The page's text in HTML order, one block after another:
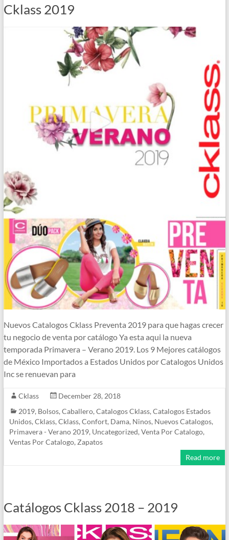
Cklass 2019
Nuevos Catalogos Cklass Preventa 2019 para que hagas crecer
tu negocio de venta por catálogo Ya esta aqui la nueva
temporada Primavera – Verano 2019. Los 9 Mejores catálogos
de México Importados a Estados Unidos por Catalogos Unidos
Inc se renuevan para
Cklass
December 28, 2018
2019, Bolsos, Caballero, Catalogos Cklass, Catalogos Estados
Unidos, Cklass, Cklass, Confort, Dama, Ninos, Nuevos Catalogos,
Primavera - Verano 2019, Uncategorized, Venta Por Catalogo,
Ventas Por Catalogo, Zapatos
Read more
Catálogos Cklass 2018 – 2019